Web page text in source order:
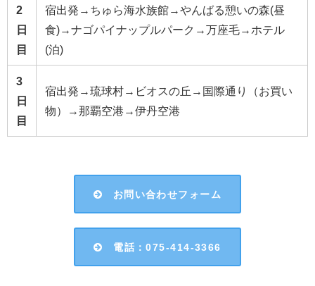
2
日
目
宿出発→ちゅら海水族館→やんばる憩いの森(昼
食)→ナゴパイナップルパーク→万座毛→ホテル
(泊)
3
日
目
宿出発→琉球村→ビオスの丘→国際通り（お買い
物）→那覇空港→伊丹空港
お問い合わせフォーム
電話：075-414-3366